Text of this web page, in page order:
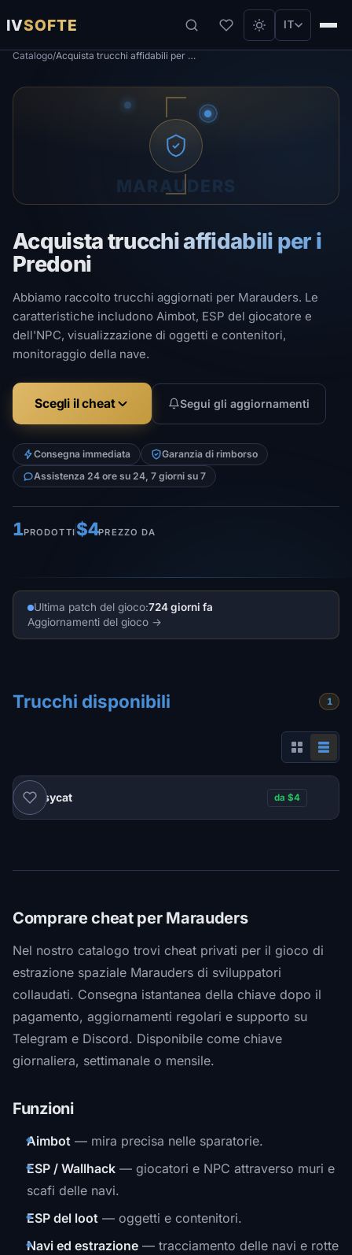
IVSOFTE IT
Catalogo/ Acquista trucchi affidabili per i Predoni
Acquista trucchi affidabili per i
Predoni
Abbiamo raccolto trucchi aggiornati per Marauders. Le
caratteristiche includono Aimbot, ESP del giocatore e
dell'NPC, visualizzazione di oggetti e contenitori,
monitoraggio della nave.
Scegli il cheat Segui gli aggiornamenti
Consegna immediata
Garanzia di rimborso
Assistenza 24 ore su 24, 7 giorni su 7
1PRODOTTI$4PREZZO DA
MARAUDERS
Ultima patch del gioco:724 giorni fa
Aggiornamenti del gioco
Trucchi disponibili 1
Pussycat da $4
Comprare cheat per Marauders
Nel nostro catalogo trovi cheat privati per il gioco di
estrazione spaziale Marauders di sviluppatori
collaudati. Consegna istantanea della chiave dopo il
pagamento, aggiornamenti regolari e supporto su
Telegram e Discord. Disponibile come chiave
giornaliera, settimanale o mensile.
Funzioni
Aimbot — mira precisa nelle sparatorie.
ESP / Wallhack — giocatori e NPC attraverso muri e
scafi delle navi.
ESP del loot — oggetti e contenitori.
Navi ed estrazione — tracciamento delle navi e rotte